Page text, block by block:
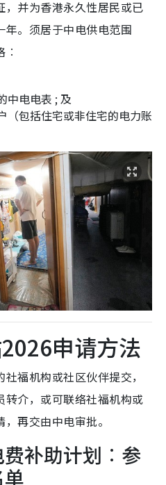
并为香港永久性居民或已
。须居于中电供电范围
中电电表 ; 及
（包括住宅或非住宅的电力账
申请方法
福机构或社区伙伴提交，
介，或可联络社福机构或
再交由中电审批。
补助计划︰参